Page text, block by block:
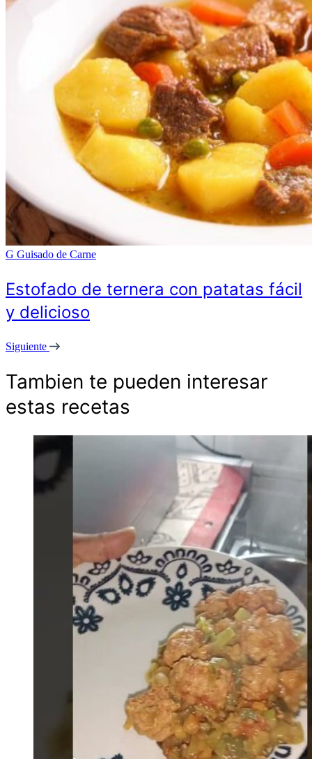
G Guisado de Carne
Estofado de ternera con patatas fácil
y delicioso
Siguiente
Tambien te pueden interesar
estas recetas